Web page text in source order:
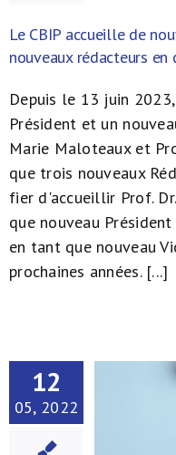
Le CBIP accueille de
nouveaux rédacteurs en
Depuis le 13 juin
Président et un
Marie Maloteaux et
que trois nouveaux
fier d'accueillir Prof.
que nouveau
en tant que nouveau
prochaines années. [...]
12
05, 2022